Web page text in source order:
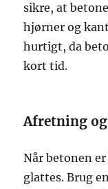
sikre, at
hjørner og
hurtigt, da
kort tid.
Afretning
Når betonen
glattes. Brug